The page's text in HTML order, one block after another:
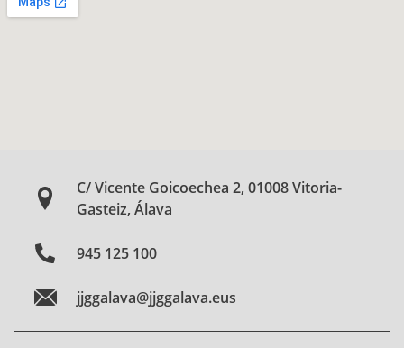
C/ Vicente Goicoechea 2, 01008 Vitoria-
Gasteiz, Álava
945 125 100
jjggalava@jjggalava.eus